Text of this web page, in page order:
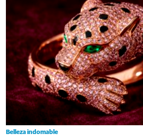
Belleza indomable